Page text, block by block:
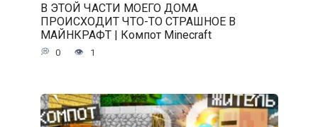
В ЭТОЙ ЧАСТИ МОЕГО ДОМА
ПРОИСХОДИТ ЧТО-ТО СТРАШНОЕ В
МАЙНКРАФТ | Компот Minecraft
0 1